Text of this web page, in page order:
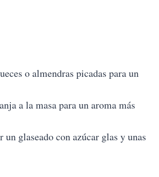
o almendras picadas para un
a la masa para un aroma más
glaseado con azúcar glas y unas